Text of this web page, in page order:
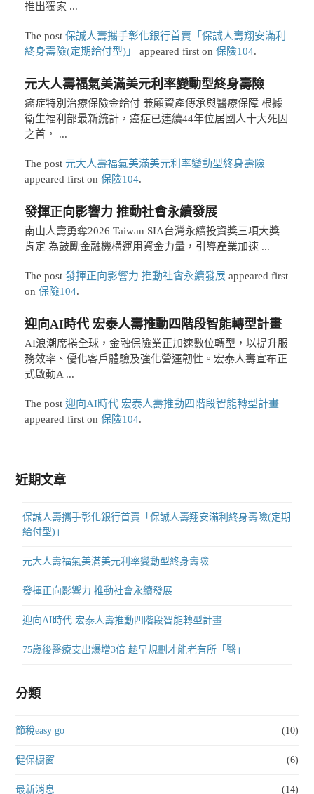
推出獨家 ...
The post 保誠人壽攜手彰化銀行首賣「保誠人壽翔安滿利
終身壽險(定期給付型)」
appeared first on 保險104.
元大人壽福氣美滿美元利率變動型終身壽險
癌症特別治療保險金給付 兼顧資產傳承與醫療保障 根據
衛生福利部最新統計，癌症已連續44年位居國人十大死因
之首， ...
The post 元大人壽福氣美滿美元利率變動型終身壽險
appeared first on 保險104.
發揮正向影響力 推動社會永續發展
南山人壽勇奪2026 Taiwan SIA台灣永續投資獎三項大獎
肯定 為鼓勵金融機構運用資金力量，引導產業加速 ...
The post 發揮正向影響力 推動社會永續發展appeared first
on 保險104.
迎向AI時代 宏泰人壽推動四階段智能轉型計畫
AI浪潮席捲全球，金融保險業正加速數位轉型，以提升服
務效率、優化客戶體驗及強化營運韌性。宏泰人壽宣布正
式啟動A ...
The post 迎向AI時代 宏泰人壽推動四階段智能轉型計畫
appeared first on 保險104.
近期文章
保誠人壽攜手彰化銀行首賣「保誠人壽翔安滿利終身壽險(定期
給付型)」
元大人壽福氣美滿美元利率變動型終身壽險
發揮正向影響力 推動社會永續發展
迎向AI時代 宏泰人壽推動四階段智能轉型計畫
75歲後醫療支出爆增3倍 趁早規劃才能老有所「醫」
分類
節稅easy go (10)
健保櫥窗 (6)
最新消息 (14)